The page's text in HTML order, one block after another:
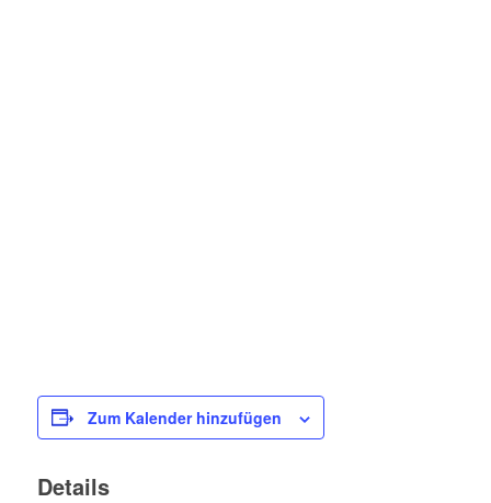
Zum Kalender hinzufügen
Details